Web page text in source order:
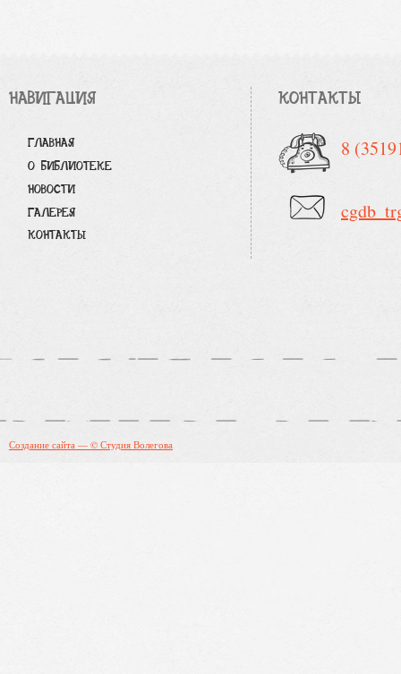
НАВИГАЦИЯ
ГЛАВНАЯ
О БИБЛИОТЕКЕ
НОВОСТИ
ГАЛЕРЕЯ
КОНТАКТЫ
КОНТАКТЫ
8
Создание сайта — © Студия Волегова